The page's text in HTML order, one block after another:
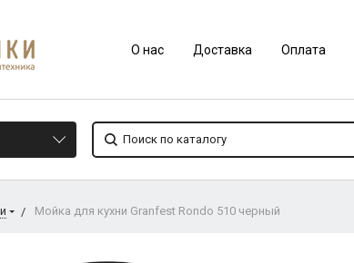
О нас Доставка Оплата
Мойка для кухни Granfest Rondo 510 черный